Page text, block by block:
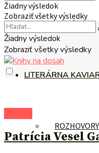
NA TÉMU
LITERÁRNA
ROZHOVORY
Žiadny výsledok
Zobraziť všetky výsledky
Žiadny výsledok
Zobraziť všetky výsledky
Patrícia Vesel